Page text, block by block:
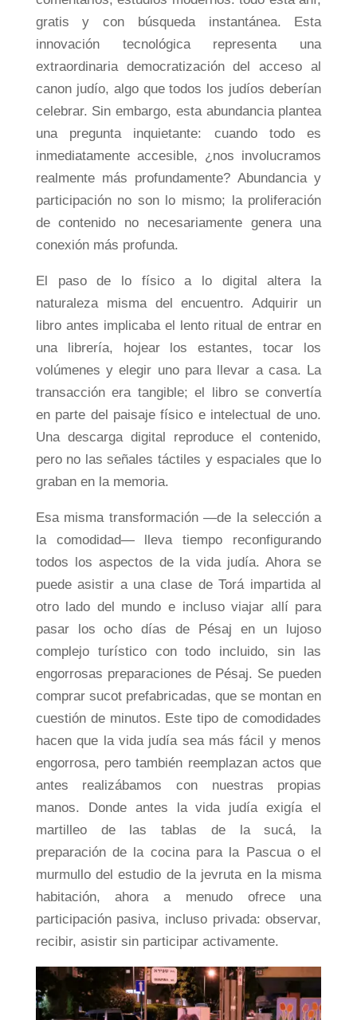
gratis y con búsqueda instantánea. Esta
innovación tecnológica representa una
extraordinaria democratización del acceso al
canon judío, algo que todos los judíos deberían
celebrar. Sin embargo, esta abundancia plantea
una pregunta inquietante: cuando todo es
inmediatamente accesible, ¿nos involucramos
realmente más profundamente? Abundancia y
participación no son lo mismo; la proliferación
de contenido no necesariamente genera una
conexión más profunda.
El paso de lo físico a lo digital altera la
naturaleza misma del encuentro. Adquirir un
libro antes implicaba el lento ritual de entrar en
una librería, hojear los estantes, tocar los
volúmenes y elegir uno para llevar a casa. La
transacción era tangible; el libro se convertía
en parte del paisaje físico e intelectual de uno.
Una descarga digital reproduce el contenido,
pero no las señales táctiles y espaciales que lo
graban en la memoria.
Esa misma transformación —de la selección a
la comodidad— lleva tiempo reconfigurando
todos los aspectos de la vida judía. Ahora se
puede asistir a una clase de Torá impartida al
otro lado del mundo e incluso viajar allí para
pasar los ocho días de Pésaj en un lujoso
complejo turístico con todo incluido, sin las
engorrosas preparaciones de Pésaj. Se pueden
comprar sucot prefabricadas, que se montan en
cuestión de minutos. Este tipo de comodidades
hacen que la vida judía sea más fácil y menos
engorrosa, pero también reemplazan actos que
antes realizábamos con nuestras propias
manos. Donde antes la vida judía exigía el
martilleo de las tablas de la sucá, la
preparación de la cocina para la Pascua o el
murmullo del estudio de la jevruta en la misma
habitación, ahora a menudo ofrece una
participación pasiva, incluso privada: observar,
recibir, asistir sin participar activamente.